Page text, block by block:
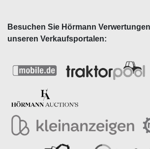
Besuchen Sie Hörmann
unseren Verkaufsportalen: